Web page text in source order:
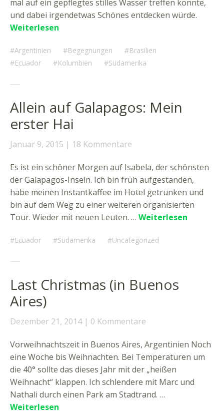
mal auf ein gepflegtes stilles Wasser treffen könnte,
und dabei irgendetwas Schönes entdecken würde.
Weiterlesen
Argentinien Begegnungen
Brasilien
Ecuador
Kolumbien Südamerika
Allein auf Galapagos: Mein
erster Hai
Januar 9, 2015 18 Kommentare
Es ist ein schöner Morgen auf Isabela, der schönsten
der Galapagos-Inseln. Ich bin früh aufgestanden,
habe meinen Instantkaffee im Hotel getrunken und
bin auf dem Weg zu einer weiteren organisierten
Tour. Wieder mit neuen Leuten. … Weiterlesen
Ecuador Südamerika Uncategorized
Last Christmas (in Buenos
Aires)
Dezember 21, 2014 0 Kommentare
Vorweihnachtszeit in Buenos Aires, Argentinien Noch
eine Woche bis Weihnachten. Bei Temperaturen um
die 40° sollte das dieses Jahr mit der „heißen
Weihnacht“ klappen. Ich schlendere mit Marc und
Nathali durch einen Park am Stadtrand. …
Weiterlesen